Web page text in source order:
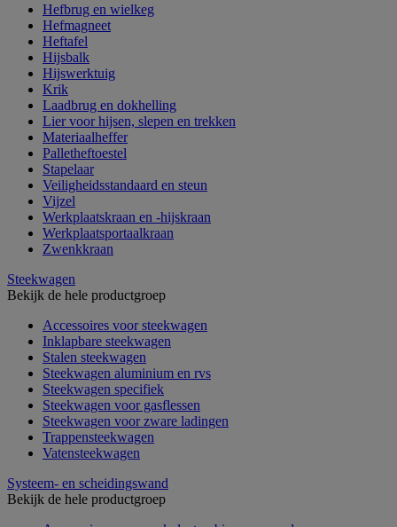
Hefbrug en wielkeg
Hefmagneet
Heftafel
Hijsbalk
Hijswerktuig
Krik
Laadbrug en dokhelling
Lier voor hijsen, slepen en trekken
Materiaalheffer
Palletheftoestel
Stapelaar
Veiligheidsstandaard en steun
Vijzel
Werkplaatskraan en -hijskraan
Werkplaatsportaalkraan
Zwenkkraan
Steekwagen
Bekijk de hele productgroep
Accessoires voor steekwagen
Inklapbare steekwagen
Stalen steekwagen
Steekwagen aluminium en rvs
Steekwagen specifiek
Steekwagen voor gasflessen
Steekwagen voor zware ladingen
Trappensteekwagen
Vatensteekwagen
Systeem- en scheidingswand
Bekijk de hele productgroep